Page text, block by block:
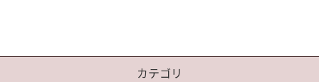
カテゴリ